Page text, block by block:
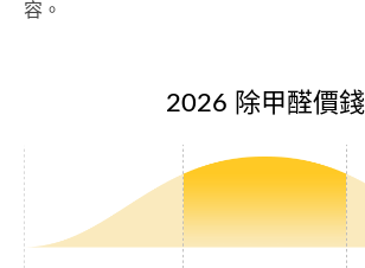
容。
2026 除甲醛價錢